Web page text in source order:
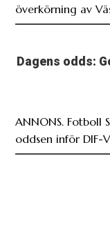
överkörning av
Dagens odds:
ANNONS. Fotboll
oddsen inför DIF-